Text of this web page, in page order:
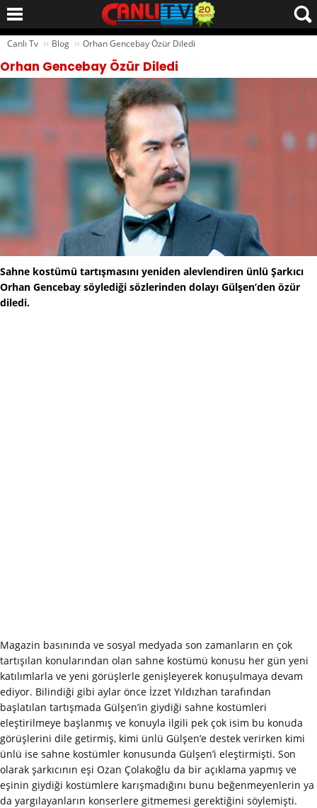
Canlı Tv ›› Blog ›› Orhan Gencebay Özür Diledi
Orhan Gencebay Özür Diledi
Sahne kostümü tartışmasını yeniden alevlendiren ünlü Şarkıcı
Orhan Gencebay söylediği sözlerinden dolayı Gülşen’den özür
diledi.
Magazin basınında ve sosyal medyada son zamanların en çok
tartışılan konularından olan sahne kostümü konusu her gün yeni
katılımlarla ve yeni görüşlerle genişleyerek konuşulmaya devam
ediyor. Bilindiği gibi aylar önce İzzet Yıldızhan tarafından
başlatılan tartışmada Gülşen’in giydiği sahne kostümleri
eleştirilmeye başlanmış ve konuyla ilgili pek çok isim bu konuda
görüşlerini dile getirmiş, kimi ünlü Gülşen’e destek verirken kimi
ünlü ise sahne kostümler konusunda Gülşen’i eleştirmişti. Son
olarak şarkıcının eşi Ozan Çolakoğlu da bir açıklama yapmış ve
eşinin giydiği kostümlere karışmadığını bunu beğenmeyenlerin ya
da yargılayanların konserlere gitmemesi gerektiğini söylemişti.